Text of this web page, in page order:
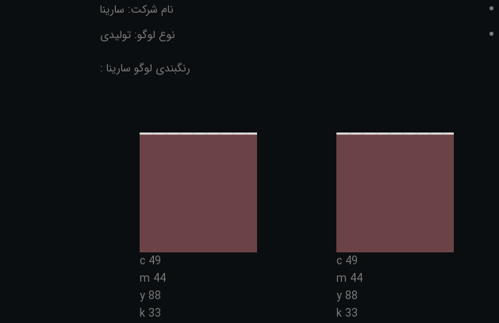
نام شرکت: سارینا
نوع لوگو: تولیدی
رنگبندی لوگو سارینا :
c 49
m 44
y 88
k 33
c 49
m 44
y 88
k 33